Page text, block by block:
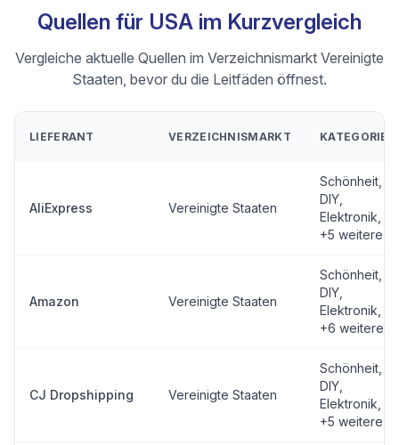
Quellen für USA im Kurzvergleich
Vergleiche aktuelle Quellen im Verzeichnismarkt Vereinigte
Staaten, bevor du die Leitfäden öffnest.
LIEFERANT VERZEICHNISMARKT KATEGORIEN
AliExpress Vereinigte Staaten
Schönheit,
DIY,
Elektronik
+5 weitere
Amazon Vereinigte Staaten
Schönheit,
DIY,
Elektronik
+6 weitere
CJ Dropshipping Vereinigte Staaten
Schönheit,
DIY,
Elektronik
+5 weitere